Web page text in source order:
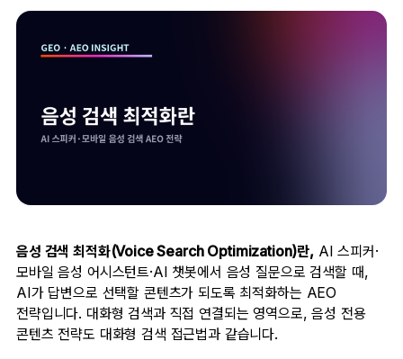
음성 검색 최적화(Voice Search Optimization)란,AI 스피커·
모바일 음성 어시스턴트·AI 챗봇에서 음성 질문으로 검색할 때,
AI가 답변으로 선택할 콘텐츠가 되도록 최적화하는 AEO
전략입니다. 대화형 검색과 직접 연결되는 영역으로, 음성 전용
콘텐츠 전략도 대화형 검색 접근법과 같습니다.